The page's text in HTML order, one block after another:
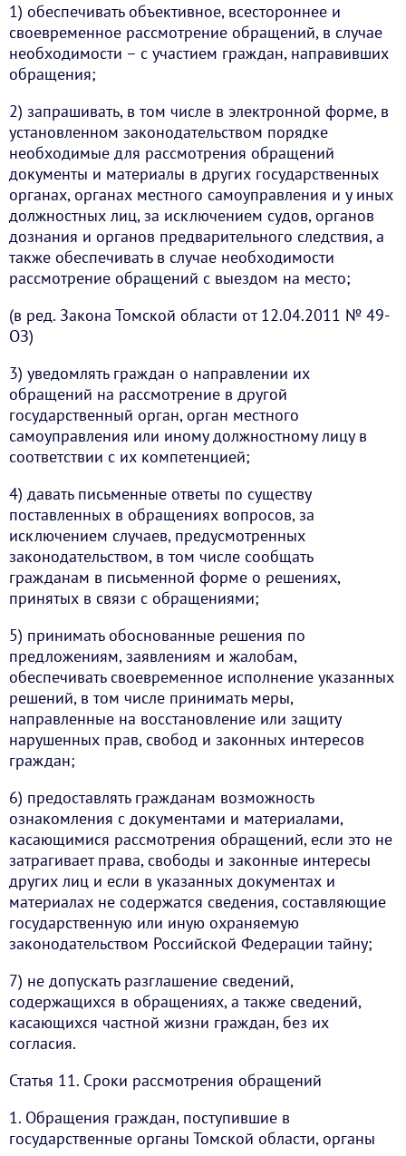
1) обеспечивать объективное, всестороннее и
своевременное рассмотрение обращений, в случае
необходимости – с участием граждан, направивших
обращения;
2) запрашивать, в том числе в электронной форме, в
установленном законодательством порядке
необходимые для рассмотрения обращений
документы и материалы в других государственных
органах, органах местного самоуправления и у иных
должностных лиц, за исключением судов, органов
дознания и органов предварительного следствия, а
также обеспечивать в случае необходимости
рассмотрение обращений с выездом на место;
(в ред. Закона Томской области от 12.04.2011 № 49-
ОЗ)
3) уведомлять граждан о направлении их
обращений на рассмотрение в другой
государственный орган, орган местного
самоуправления или иному должностному лицу в
соответствии с их компетенцией;
4) давать письменные ответы по существу
поставленных в обращениях вопросов, за
исключением случаев, предусмотренных
законодательством, в том числе сообщать
гражданам в письменной форме о решениях,
принятых в связи с обращениями;
5) принимать обоснованные решения по
предложениям, заявлениям и жалобам,
обеспечивать своевременное исполнение указанных
решений, в том числе принимать меры,
направленные на восстановление или защиту
нарушенных прав, свобод и законных интересов
граждан;
6) предоставлять гражданам возможность
ознакомления с документами и материалами,
касающимися рассмотрения обращений, если это не
затрагивает права, свободы и законные интересы
других лиц и если в указанных документах и
материалах не содержатся сведения, составляющие
государственную или иную охраняемую
законодательством Российской Федерации тайну;
7) не допускать разглашение сведений,
содержащихся в обращениях, а также сведений,
касающихся частной жизни граждан, без их
согласия.
Статья 11. Сроки рассмотрения обращений
1. Обращения граждан, поступившие в
государственные органы Томской области, органы